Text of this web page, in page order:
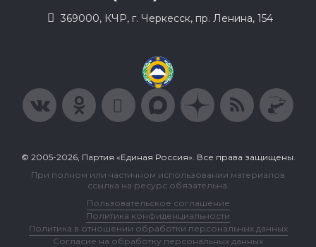
369000, КЧР, г. Черкесск, пр. Ленина, 154
© 2005-2026, Партия «Единая Россия». Все права защищены.
При полном или частичном использовании материалов
ссылка на ресурс обязательна.
Пользовательское соглашение
Политика конфиденциальности
Политика в отношении обработки персональных данных
Согласие на обработку персональных данных